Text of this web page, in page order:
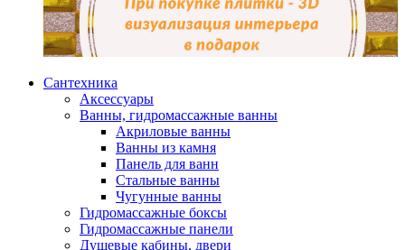
Сантехника
Аксессуары
Ванны, гидромассажные ванны
Акриловые ванны
Ванны из камня
Панель для ванн
Стальные ванны
Чугунные ванны
Гидромассажные боксы
Гидромассажные панели
Душевые кабины, двери